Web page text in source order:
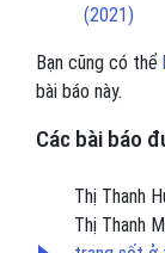
(2021)
Bạn cũng có thể
bài báo này.
Các bài báo
Thị Thanh
Thị Thanh